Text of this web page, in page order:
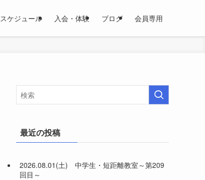
スケジュール 入会・体験 ブログ 会員専用
最近の投稿
2026.08.01(土) 中学生・短距離教室～第209
回目～